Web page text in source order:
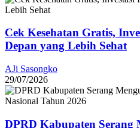
Cek Kesehatan Gratis,
Depan yang Lebih Sehat
AJi Sasongko
29/07/2026
DPRD Kabupaten Serang